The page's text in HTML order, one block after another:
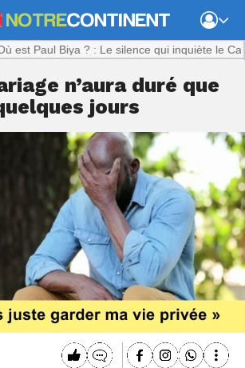
Biya ? : Le silence qui inquiète le
n’aura duré que
jours